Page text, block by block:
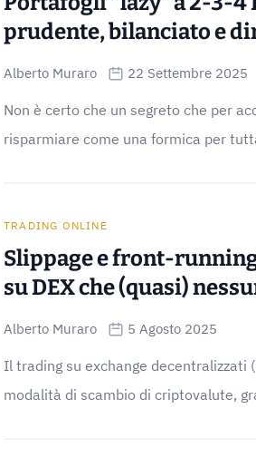
prudente, bilanciato e
Alberto Muraro 22 Settembre 2025
Non è certo che un segreto che per
risparmiare come una formica per
TRADING ONLINE
Slippage e front-
su DEX che (quasi)
Alberto Muraro 5 Agosto 2025
Il trading su exchange decentralizzati
modalità di scambio di criptovalute,